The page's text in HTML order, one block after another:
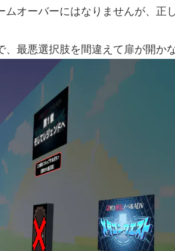
ムオーバーにはなりませんが、正
最悪選択肢を間違えて扉が開か